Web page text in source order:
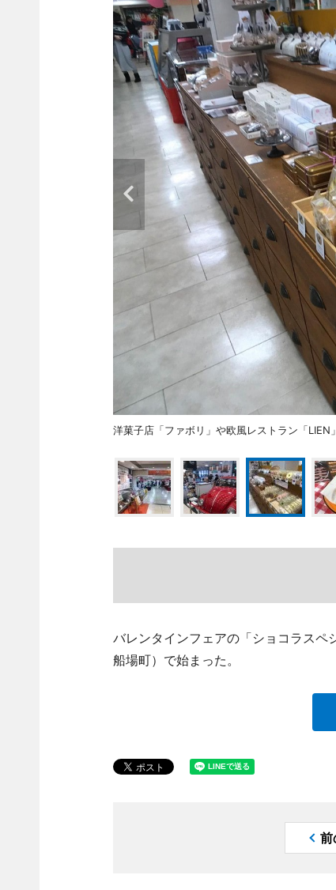
洋菓子店「ファボリ」や欧風レストラン「LIEN
バレンタインフェアの「ショコラスペ
船場町）で始まった。
前